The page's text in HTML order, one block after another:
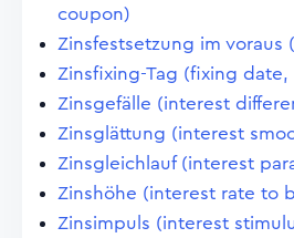
coupon)
Zinsfestsetzung im voraus
Zinsfixing-Tag (fixing
Zinsgefälle (interest
Zinsglättung (interest
Zinsgleichlauf (interest
Zinshöhe (interest rate to
Zinsimpuls (interest